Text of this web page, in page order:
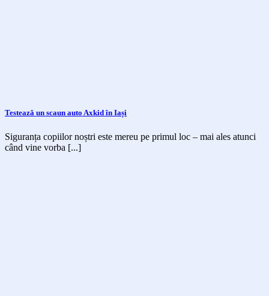
Testează un scaun auto Axkid în Iași
Siguranța copiilor noștri este mereu pe primul loc – mai ales atunci
când vine vorba [...]